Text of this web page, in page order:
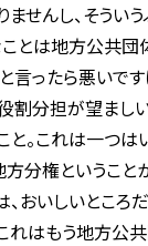
ませんし、そう
とは地方公共団
ったら悪いです
割分担が望まし
と。これは一つ
分権ということ
、おいしいとこ
れはもう地方公